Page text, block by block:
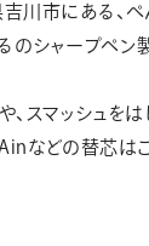
川市にある、ぺ
のシャープペ
、スマッシュを
などの替芯は